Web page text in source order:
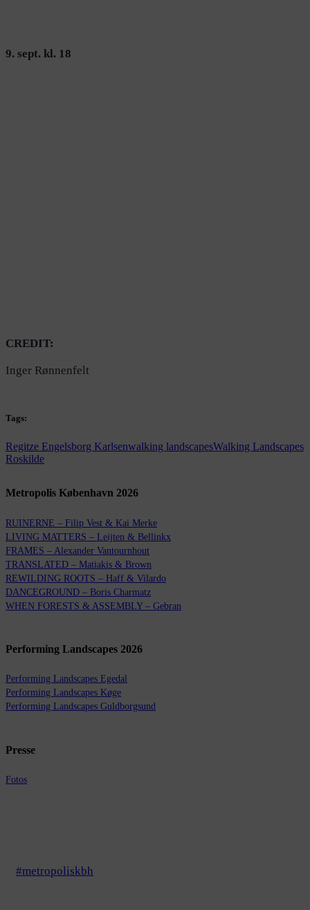
9. sept. kl. 18
CREDIT:
Inger Rønnenfelt
Tags:
Regitze Engelsborg Karlsenwalking landscapesWalking Landscapes
Roskilde
Metropolis København 2026
RUINERNE – Filip Vest & Kai Merke
LIVING MATTERS – Leijten & Bellinkx
FRAMES – Alexander Vantournhout
TRANSLATED – Matiakis & Brown
REWILDING ROOTS – Haff & Vilardo
DANCEGROUND – Boris Charmatz
WHEN FORESTS & ASSEMBLY – Gebran
Performing Landscapes 2026
Performing Landscapes Egedal
Performing Landscapes Køge
Performing Landscapes Guldborgsund
Presse
Fotos
#metropoliskbh